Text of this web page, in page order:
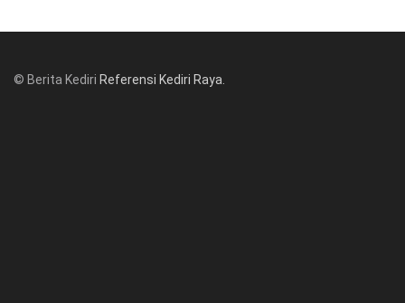
© Berita Kediri Referensi Kediri Raya.